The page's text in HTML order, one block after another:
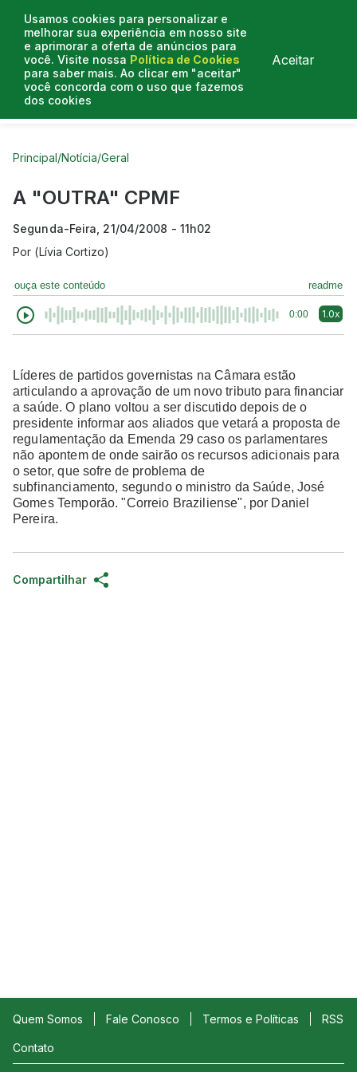
Usamos cookies para personalizar e
melhorar sua experiência em nosso site
e aprimorar a oferta de anúncios para
você. Visite nossa Política de Cookies
para saber mais. Ao clicar em "aceitar"
você concorda com o uso que fazemos
dos cookies
Aceitar
Curtas do Poder
Principal/Notícia/Geral
A "OUTRA" CPMF
Segunda-Feira, 21/04/2008 - 11h02
Por (Lívia Cortizo)
ouça este conteúdo readme
0:00 1.0x
Líderes de partidos governistas na Câmara estão
articulando a aprovação de um novo tributo para financiar
a saúde. O plano voltou a ser discutido depois de o
presidente informar aos aliados que vetará a proposta de
regulamentação da Emenda 29 caso os parlamentares
não apontem de onde sairão os recursos adicionais para
o setor, que sofre de problema de
subfinanciamento, segundo o ministro da Saúde, José
Gomes Temporão. "Correio Braziliense", por Daniel
Pereira.
Compartilhar
Quem Somos Fale Conosco Termos e Políticas RSS
Contato